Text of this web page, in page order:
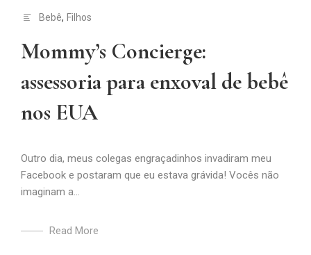
Bebê, Filhos
Mommy’s Concierge:
assessoria para enxoval de bebê
nos EUA
Outro dia, meus colegas engraçadinhos invadiram meu
Facebook e postaram que eu estava grávida! Vocês não
imaginam a...
Read More